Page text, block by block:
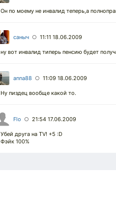
Он по моему не инвалид теперь,а
саныч ○ 11:11 18.06.2009
ну вот инвалид типерь пенсию будет
anna88 ○ 11:09 18.06.2009
Ну пиздец вообще какой то.
Flo ○ 21:54 17.06.2009
Убей друга на TV! +5 :D
Фэйк 100%